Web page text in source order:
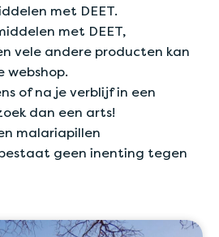
met DEET.
met DEET,
vele andere producten kan
webshop.
of na je verblijf in een
dan een arts!
malariapillen
geen inenting tegen